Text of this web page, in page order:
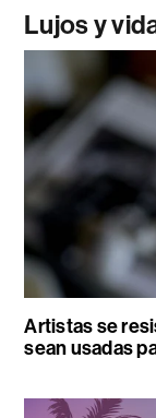
Lujos y
Artistas se
sean usadas